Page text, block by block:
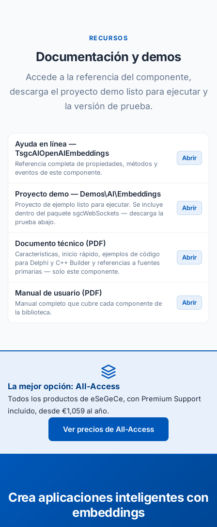
RECURSOS
Documentación y demos
Accede a la referencia del componente,
descarga el proyecto demo listo para ejecutar y
la versión de prueba.
Ayuda en línea —
TsgcAIOpenAIEmbeddings
Referencia completa de propiedades, métodos y
eventos de este componente.
Abrir
Proyecto demo — Demos\AI\Embeddings
Proyecto de ejemplo listo para ejecutar. Se incluye
dentro del paquete sgcWebSockets — descarga la
prueba abajo.
Abrir
Documento técnico (PDF)
Características, inicio rápido, ejemplos de código
para Delphi y C++ Builder y referencias a fuentes
primarias — solo este componente.
Abrir
Manual de usuario (PDF)
Manual completo que cubre cada componente de
la biblioteca.
Abrir
La mejor opción: All-Access
Todos los productos de eSeGeCe, con Premium Support
incluido, desde €1,059 al año.
Ver precios de All-Access
Crea aplicaciones inteligentes con
embeddings